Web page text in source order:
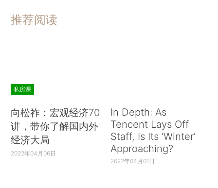
推荐阅读
私房课
向松祚：宏观经济70
讲，带你了解国内外
经济大局
2022年04月06日
In Depth: As
Tencent Lays Off
Staff, Is Its ‘Winter’
Approaching?
2022年04月01日